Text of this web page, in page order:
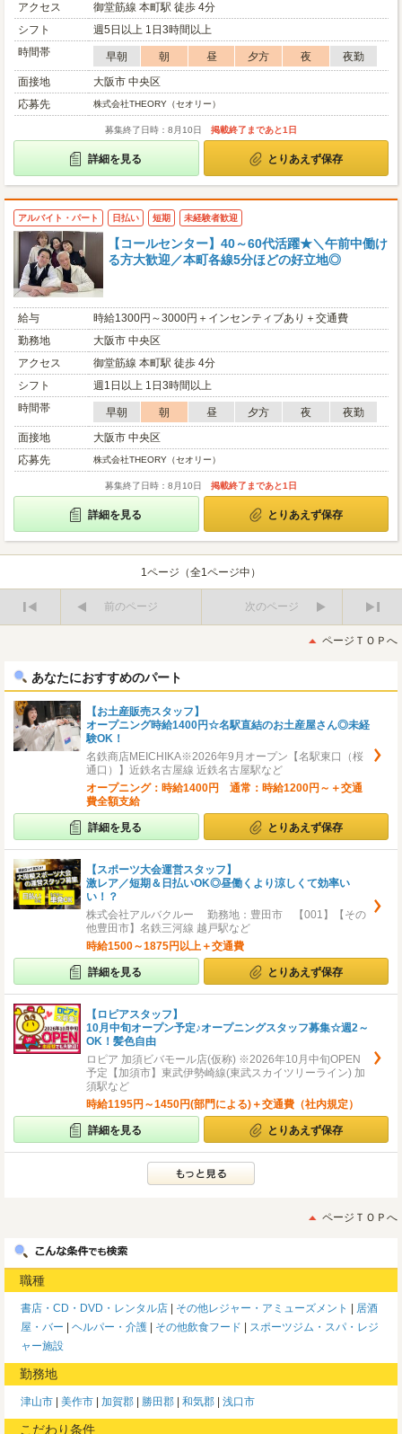
アクセス
御堂筋線 本町駅 徒歩 4分
シフト
週5日以上 1日3時間以上
時間帯
早朝 朝 昼 夕方 夜
夜勤
面接地
大阪市 中央区
応募先
株式会社THEORY（セオリー）
募集終了日時：8月10日 掲載終了まであと1日
詳細を見る とりあえず保存
アルバイト・パート 日払い 短期 未経験者歓迎
【コールセンター】40～60代活躍★＼午前中働け
る方大歓迎／本町各線5分ほどの好立地◎
給与
時給1300円～3000円＋インセンティブあり＋交通費
勤務地
大阪市 中央区
アクセス
御堂筋線 本町駅 徒歩 4分
シフト
週1日以上 1日3時間以上
時間帯
早朝 朝 昼 夕方 夜
夜勤
面接地
大阪市 中央区
応募先
株式会社THEORY（セオリー）
募集終了日時：8月10日 掲載終了まであと1日
詳細を見る とりあえず保存
1ページ（全1ページ中）
前のページ
次のページ
後
ページＴＯＰへ
あなたにおすすめのパート
【お土産販売スタッフ】
オープニング時給1400円☆名駅直結のお土産屋さん◎未経
験OK！
名鉄商店MEICHIKA※2026年9月オープン【名駅東口（桜
通口）】近鉄名古屋線 近鉄名古屋駅など
オープニング：時給1400円 通常：時給1200円～＋交通
費全額支給
詳細を見る とりあえず保存
【スポーツ大会運営スタッフ】
激レア／短期＆日払いOK◎昼働くより涼しくて効率い
い！？
株式会社アルバクルー 勤務地：豊田市 【001】【その
他豊田市】名鉄三河線 越戸駅など
時給1500～1875円以上＋交通費
詳細を見る とりあえず保存
【ロピアスタッフ】
10月中旬オープン予定♪オープニングスタッフ募集☆週2～
OK！髪色自由
ロピア 加須ビバモール店(仮称) ※2026年10月中旬OPEN
予定【加須市】東武伊勢崎線(東武スカイツリーライン) 加
須駅など
時給1195円～1450円(部門による)＋交通費（社内規定）
詳細を見る とりあえず保存
ページＴＯＰへ
職種
書店・CD・DVD・レンタル店 その他レジャー・アミューズメント
居酒
屋・バー
ヘルパー・介護 その他飲食フード
スポーツジム・スパ・レジ
ャー施設
勤務地
津山市 美作市 加賀郡 勝田郡 和気郡 浅口市
こだわり条件